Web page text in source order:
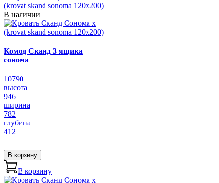
В наличии
Комод Сканд 3 ящика
сонома
10790
высота
946
ширина
782
глубина
412
В корзину
В корзину